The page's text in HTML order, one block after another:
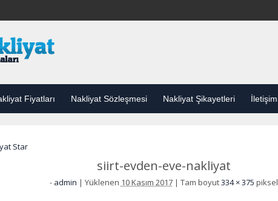
Fiyatları Nakliyat Sözleşmesi Nakliyat Şikayetleri İletişim
Star
siirt-evden-eve-nakliyat
- admin | Yüklenen 10 Kasım 2017 | Tam boyut334 × 375 piksel